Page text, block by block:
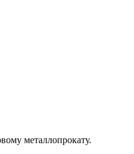
металлопрокату.